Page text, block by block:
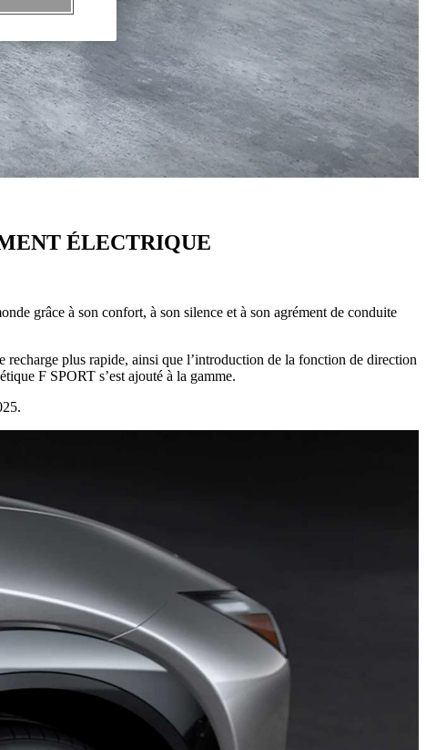
ÉLECTRIQUE
grâce à son confort, à son silence et à son agrément de conduite
plus rapide, ainsi que l’introduction de la fonction de direction
F SPORT s’est ajouté à la gamme.